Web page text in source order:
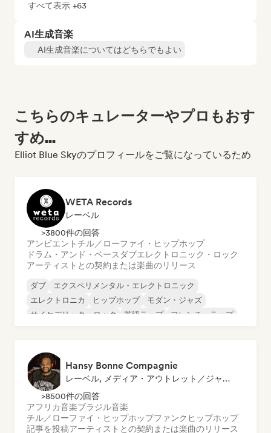
すべて表示 +63
AI生成音楽
AI生成音楽についてはどちらでもよい
こちらのキュレーターやプロもおす
すめ...
Elliot Blue Skyのプロフィールをご覧になっているため
WETA Records
レーベル
>3800件の回答
アンビエント チル／ローファイ・ヒップホップ
ドラム・アンド・ベース ダブエレクトロニック・ロック
アーティストとの契約または楽曲のリリース
ダブ
エクスペリメンタル・エレクトロニック
エレクトロニカ
ヒップホップ
モダン・ジャズ
サイケデリック・ロック
英語ラップ フレンチ・ラップ
Hansy Bonne Compagnie
レーベル, メディア・アウトレット／ジャーナリスト
>8500件の回答
アフリカ音楽ブラジル音楽
チル／ローファイ・ヒップホップファンク ヒップホップ
記事を投稿アーティストとの契約または楽曲のリリース